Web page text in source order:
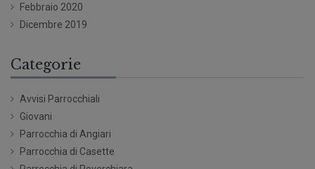
Febbraio 2020
Dicembre 2019
Categorie
Avvisi Parrocchiali
Giovani
Parrocchia di Angiari
Parrocchia di Casette